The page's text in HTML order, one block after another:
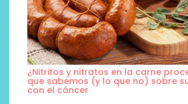
¿Nitritos y nitratos en la carne
que sabemos (y lo que no) sobre
con el cáncer